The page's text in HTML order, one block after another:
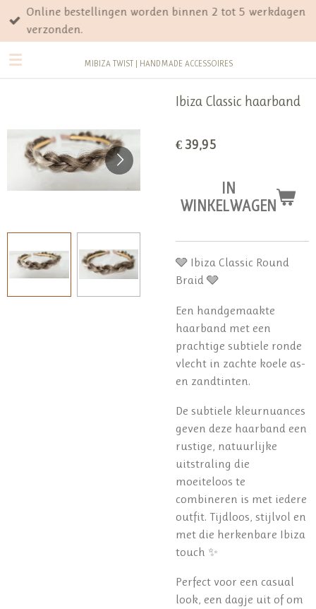
Ga
direct
naar
de
MIBIZA TWIST | HANDMADE ACCESSOIRES
Online bestellingen worden binnen 2 tot 5 werkdagen
verzonden.
Ibiza Classic haarband
€ 39,95
IN
WINKELWAGEN
🩶 Ibiza Classic Round
Braid 🩶
Een handgemaakte
haarband met een
prachtige subtiele ronde
vlecht in zachte koele as-
en zandtinten.
De subtiele kleurnuances
geven deze haarband een
rustige, natuurlijke
uitstraling die
moeiteloos te
combineren is met iedere
outfit. Tijdloos, stijlvol en
met die herkenbare Ibiza
touch ✨
Perfect voor een casual
look, een dagje uit of om